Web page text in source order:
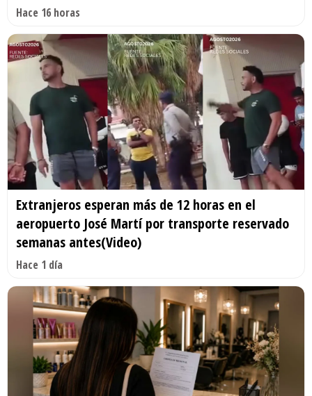
Hace 16 horas
Extranjeros esperan más de 12 horas en el
aeropuerto José Martí por transporte reservado
semanas antes(Video)
Hace 1 día